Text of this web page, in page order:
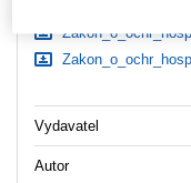
Vydavatel
Autor